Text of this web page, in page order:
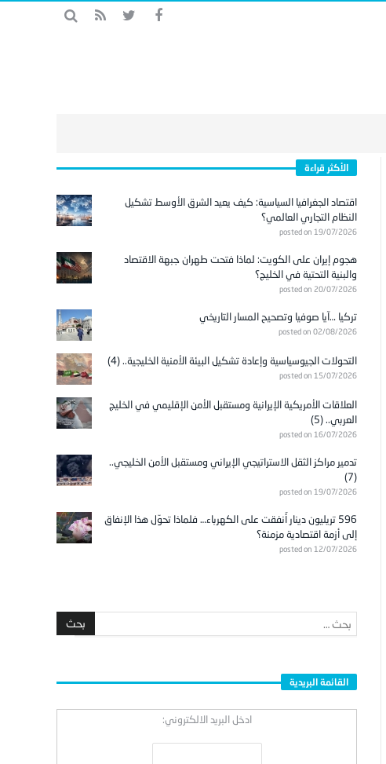
الأكثر قراءة
اقتصاد الجغرافيا السياسية: كيف يعيد الشرق الأوسط تشكيل
النظام التجاري العالمي؟
posted on 19/07/2026
هجوم إيران على الكويت: لماذا فتحت طهران جبهة الاقتصاد
والبنية التحتية في الخليج؟
posted on 20/07/2026
تركيا …آيا صوفيا وتصحيح المسار التاريخي
posted on 02/08/2026
التحولات الجيوسياسية وإعادة تشكيل البيئة الأمنية الخليجية.. (4)
posted on 15/07/2026
العلاقات الأمريكية الإيرانية ومستقبل الأمن الإقليمي في الخليج
العربي.. (5)
posted on 16/07/2026
تدمير مراكز الثقل الاستراتيجي الإيراني ومستقبل الأمن الخليجي..
(7)
posted on 19/07/2026
596 تريليون دينار أُنفقت على الكهرباء… فلماذا تحوّل هذا الإنفاق
إلى أزمة اقتصادية مزمنة؟
posted on 12/07/2026
القائمة البريدية
ادخل البريد الالكتروني: